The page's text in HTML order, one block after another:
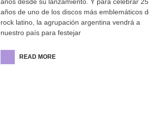
años de uno de los discos más emblemáticos
rock latino, la agrupación argentina vendrá a
nuestro país para festejar
READ MORE